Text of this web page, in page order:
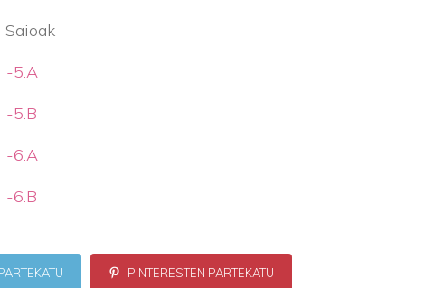
Saioak
-5.A
-5.B
-6.A
-6.B
PINTERESTEN PARTEKATU